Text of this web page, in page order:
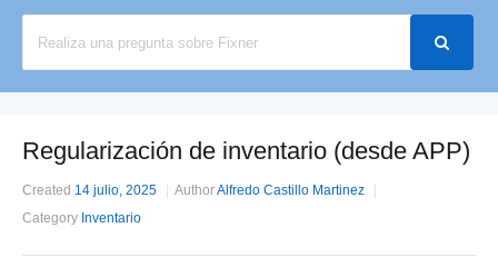
Regularización de inventario (desde APP)
Created 14 julio, 2025 AuthorAlfredo Castillo Martinez
Category Inventario